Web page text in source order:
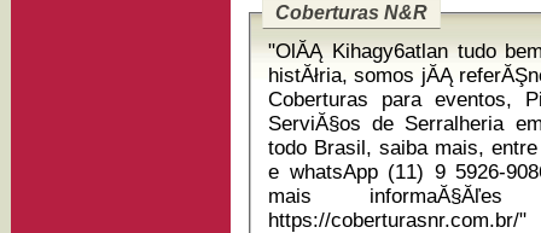
Coberturas N&R
"OlĂĄ Kihagy6atlan tudo bem? Com mais de 20
histĂłria, somos jĂĄ
Coberturas para eventos,
ServiĂ§os de Serralheria em geral. Lembrando
todo Brasil, saiba mais,
e whatsApp (11) 9 5926-
mais
https://coberturasnr.com.br/"